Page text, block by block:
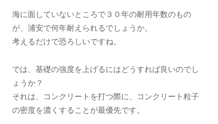
海に面していないところで３０年の耐用年数のもの
が、浦安で何年耐えられるでしょうか。
考えるだけで恐ろしいですね。
では、基礎の強度を上げるにはどうすれば良いのでし
ょうか？
それは、コンクリートを打つ際に、コンクリート粒子
の密度を濃くすることが最優先です。